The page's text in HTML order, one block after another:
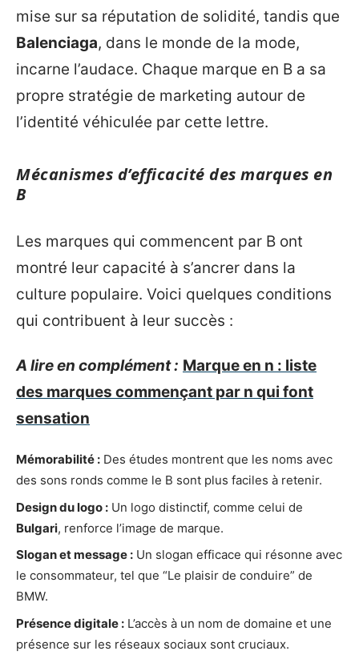
mise sur sa réputation de solidité, tandis que
Balenciaga, dans le monde de la mode,
incarne l’audace. Chaque marque en B a sa
propre stratégie de marketing autour de
l’identité véhiculée par cette lettre.
Mécanismes d’efficacité des marques en
B
Les marques qui commencent par B ont
montré leur capacité à s’ancrer dans la
culture populaire. Voici quelques conditions
qui contribuent à leur succès :
A lire en complément : Marque en n : liste
des marques commençant par n qui font
sensation
Mémorabilité : Des études montrent que les noms avec
des sons ronds comme le B sont plus faciles à retenir.
Design du logo : Un logo distinctif, comme celui de
Bulgari, renforce l’image de marque.
Slogan et message : Un slogan efficace qui résonne avec
le consommateur, tel que “Le plaisir de conduire” de
BMW.
Présence digitale : L’accès à un nom de domaine et une
présence sur les réseaux sociaux sont cruciaux.